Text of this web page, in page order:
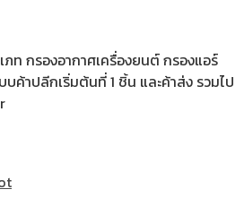
ภท กรองอากาศเครื่องยนต์ กรองแอร์
ค้าปลีกเริ่มต้นที่ 1 ชิ้น และค้าส่ง รวมไป